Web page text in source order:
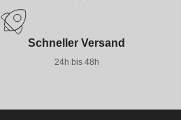
Schneller Versand
24h bis 48h